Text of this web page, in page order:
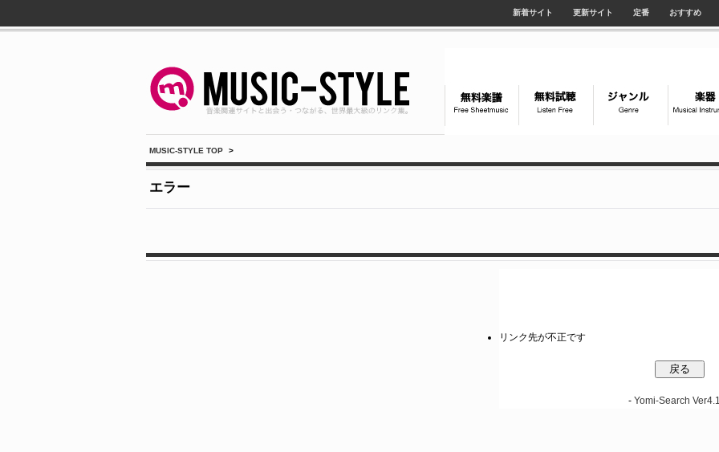
新着サイト 更新サイト 定番 おすすめ
MUSIC-STYLE TOP >
エラー
リンク先が不正です
- Yomi-Search